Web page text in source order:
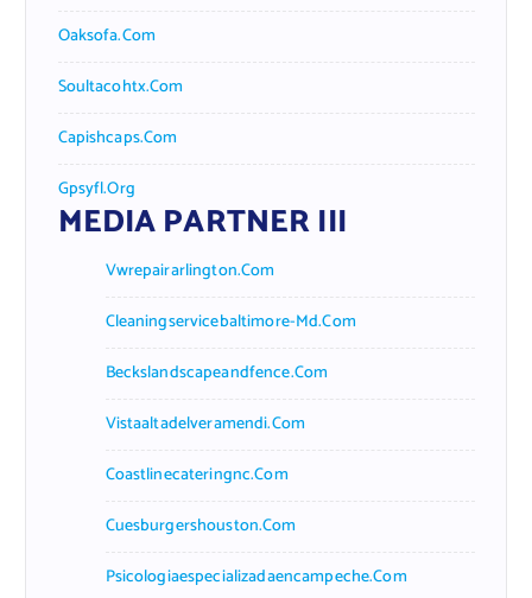
Oaksofa.com
Soultacohtx.com
Capishcaps.com
Gpsyfl.org
MEDIA PARTNER III
Vwrepairarlington.com
Cleaningservicebaltimore-Md.com
Beckslandscapeandfence.com
Vistaaltadelveramendi.com
Coastlinecateringnc.com
Cuesburgershouston.com
Psicologiaespecializadaencampeche.com